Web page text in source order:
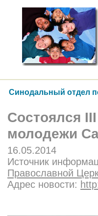
Синодальный отдел
Состоялся
молодежи
16.05.2014
Источник
Православной
Адрес новости: